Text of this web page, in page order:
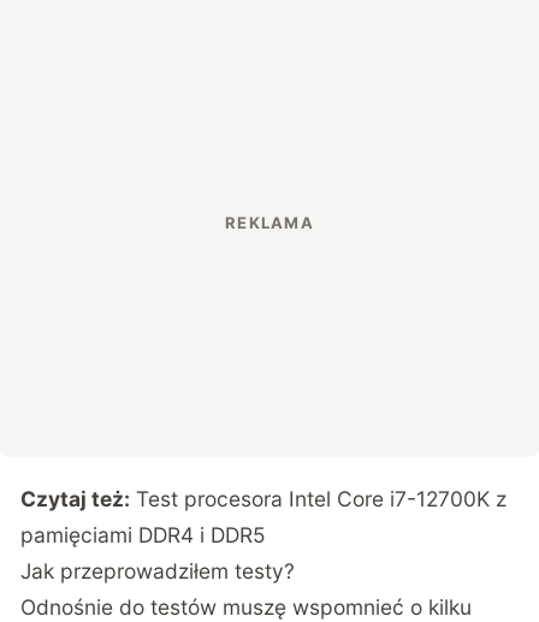
Czytaj też: Test procesora Intel Core i7-12700K z
pamięciami DDR4 i DDR5
Jak przeprowadziłem testy?
Odnośnie do testów muszę wspomnieć o kilku